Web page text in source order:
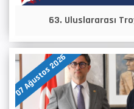
63. Uluslararası
07 Ağustos 2026